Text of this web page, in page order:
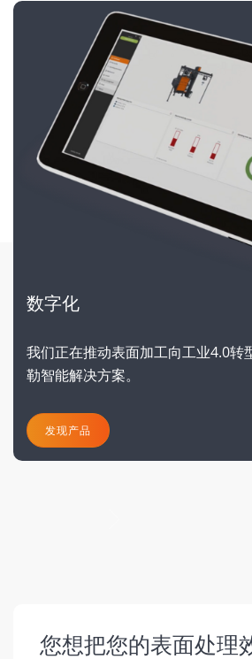
数字化
我们正在推动表面加工向工业4.0转
勒智能解决方案。
发现产品
您想把您的表面处理